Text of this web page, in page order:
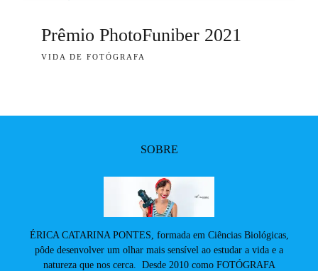
Prêmio PhotoFuniber 2021
VIDA DE FOTÓGRAFA
SOBRE
ÉRICA CATARINA PONTES, formada em Ciências Biológicas,
pôde desenvolver um olhar mais sensível ao estudar a vida e a
natureza que nos cerca. Desde 2010 como FOTÓGRAFA